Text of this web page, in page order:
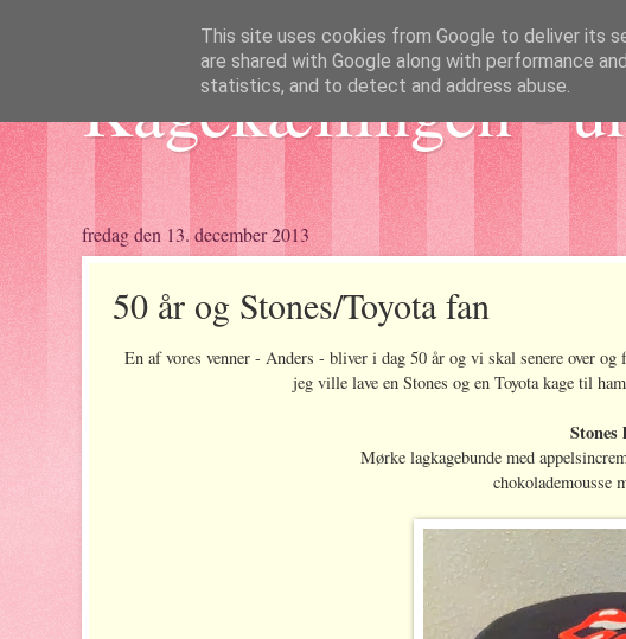
Kagekællingen -
fredag den 13. december 2013
50 år og Stones/Toyota fan
En af vores venner - Anders - bliver i dag 50 år og vi skal senere over
jeg ville lave en Stones og en Toyota kage til
Stones
Mørke lagkagebunde med
chokolademousse
This site uses cookies from Google to deliver its
are shared with Google along with performance
statistics, and to detect and address abuse.